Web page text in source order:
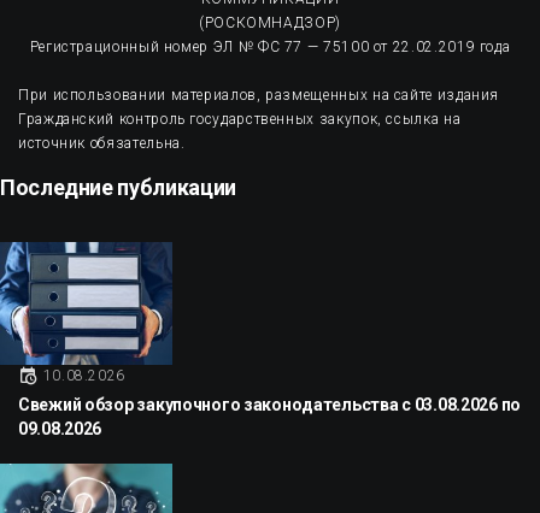
(РОСКОМНАДЗОР)
Регистрационный номер ЭЛ № ФС 77 — 75100 от 22.02.2019 года
При использовании материалов, размещенных на сайте издания
Гражданский контроль государственных закупок, ссылка на
источник обязательна.
Последние публикации
10.08.2026
Свежий обзор закупочного законодательства с 03.08.2026 по
09.08.2026